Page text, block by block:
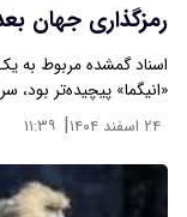
رمزگذاری جهان بعد از 80 سال
اسناد گمشده مربوط به
«انیگما» پیچیده‌تر بود،
۲۴ اسفند ۱۴۰۴ | ۱۱:۳۹